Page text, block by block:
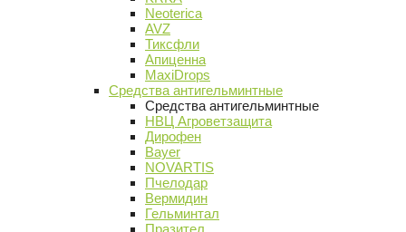
Neoterica
AVZ
Тиксфли
Апиценна
MaxiDrops
Средства антигельминтные
Средства антигельминтные
НВЦ Агроветзащита
Дирофен
Bayer
NOVARTIS
Пчелодар
Вермидин
Гельминтал
Празител